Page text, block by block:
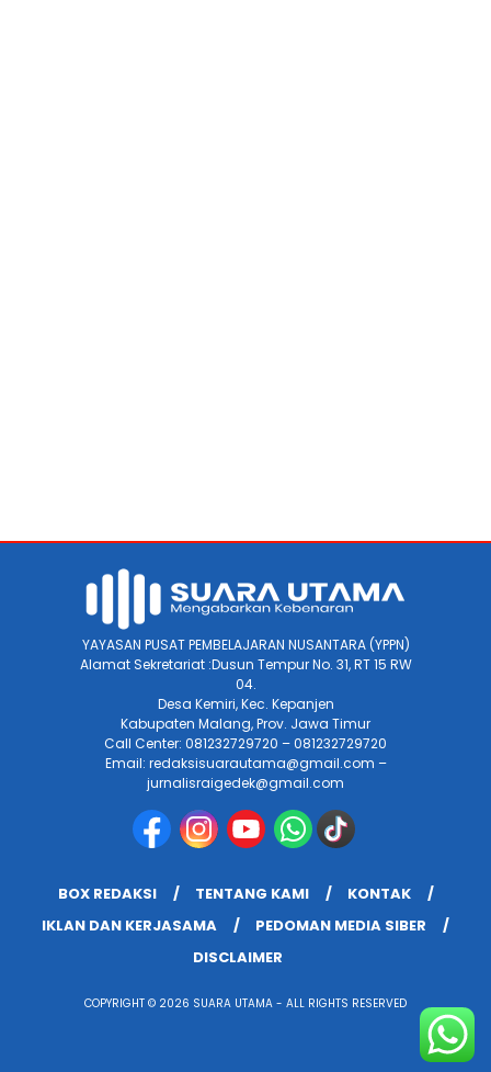
YAYASAN PUSAT PEMBELAJARAN NUSANTARA (YPPN)
Alamat Sekretariat :Dusun Tempur No. 31, RT 15 RW
04.
Desa Kemiri, Kec. Kepanjen
Kabupaten Malang, Prov. Jawa Timur
Call Center: 081232729720 – 081232729720
Email: redaksisuarautama@gmail.com –
jurnalisraigedek@gmail.com
BOX REDAKSI TENTANG KAMI
KONTAK
IKLAN DAN KERJASAMA
PEDOMAN MEDIA SIBER
DISCLAIMER
COPYRIGHT © 2026 SUARA UTAMA - ALL RIGHTS RESERVED